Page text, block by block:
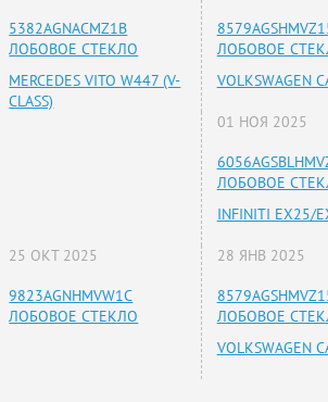
5382AGNACMZ1B
ЛОБОВОЕ СТЕКЛО
MERCEDES VITO W447 (V-
CLASS)
ЛОБОВОЕ
VOLKSWAGEN
01 НОЯ 2025
ЛОБОВОЕ
INFINITI EX25/
25 ОКТ 2025
9823AGNHMVW1C
ЛОБОВОЕ СТЕКЛО
28 ЯНВ 2025
ЛОБОВОЕ
VOLKSWAGEN